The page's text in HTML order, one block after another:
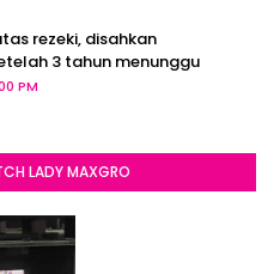
rezeki, disahkan
3 tahun menunggu
PM
LADY MAXGRO